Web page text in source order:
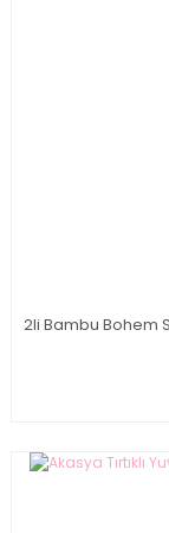
2li Bambu Bohem